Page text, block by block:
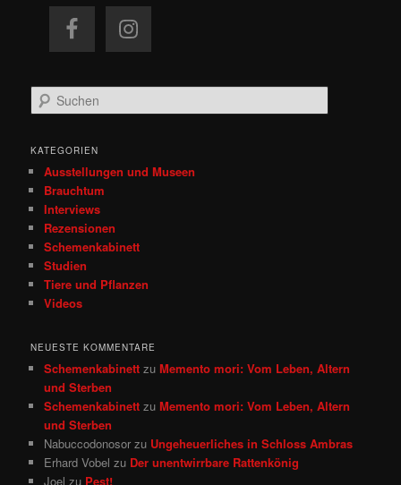
u
h
KATEGORIEN
Ausstellungen und Museen
Brauchtum
Interviews
Rezensionen
Schemenkabinett
Studien
Tiere und Pflanzen
Videos
NEUESTE KOMMENTARE
Schemenkabinett zuMemento mori: Vom Leben, Altern
und Sterben
Schemenkabinett zuMemento mori: Vom Leben, Altern
und Sterben
Nabuccodonosor zu Ungeheuerliches in Schloss Ambras
Erhard Vobel zu Der unentwirrbare Rattenkönig
Joel zu Pest!